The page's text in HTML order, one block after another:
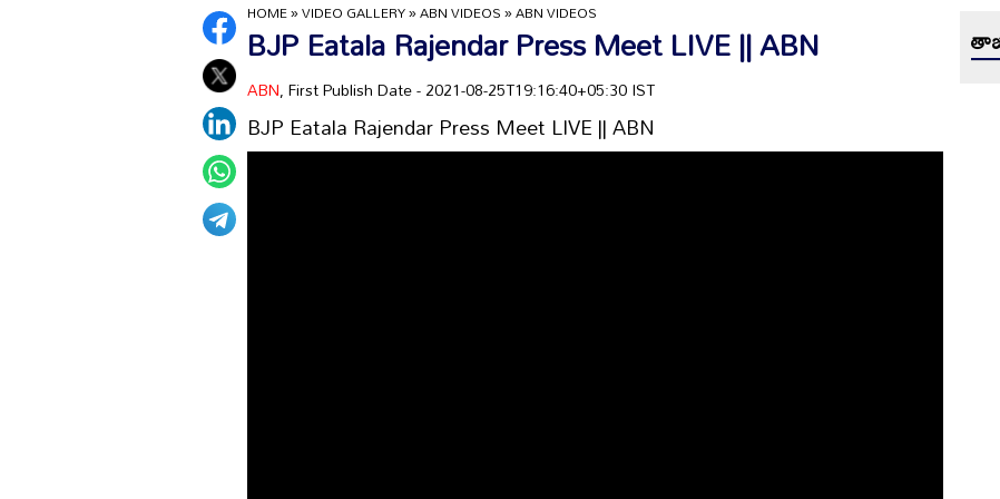
HOME»VIDEO GALLERY»ABN VIDEOS»ABN VIDEOS
BJP Eatala Rajendar Press Meet LIVE || ABN
ABN, First Publish Date - 2021-08-25T19:16:40+05:30 IST
BJP Eatala Rajendar Press Meet LIVE || ABN